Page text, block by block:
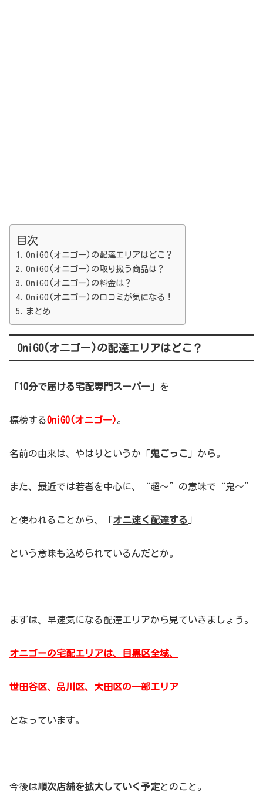
目次
OniGO(オニゴー)の配達エリアはどこ？
OniGO(オニゴー)の取り扱う商品は？
OniGO(オニゴー)の料金は？
OniGO(オニゴー)の口コミが気になる！
まとめ
OniGO(オニゴー)の配達エリアはどこ？
「10分で届ける宅配専門スーパー 」を
標榜するOniGO(オニゴー)。
名前の由来は、やはりというか「鬼ごっこ 」から。
また、最近では若者を中心に、“超～”の意味で“鬼～”
と使われることから、「オニ速く配達する 」
という意味も込められているんだとか。
まずは、早速気になる配達エリアから見ていきましょう。
オニゴーの宅配エリアは、目黒区全域、
世田谷区、品川区、大田区の一部エリア
となっています。
今後は順次店舗を拡大していく予定とのこと。